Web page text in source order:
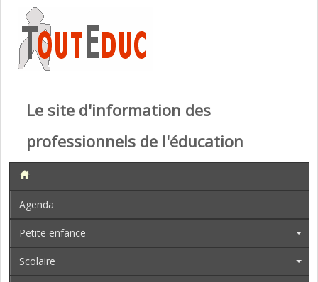
Le site d'information des
professionnels de l'éducation
Agenda
Petite enfance
Scolaire